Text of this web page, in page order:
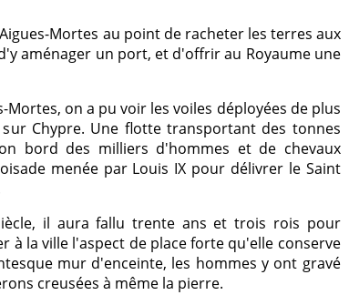
Mortes au point de racheter les terres aux
aménager un port, et d'offrir au Royaume une
Mortes, on a pu voir les voiles déployées de plus
Chypre. Une flotte transportant des tonnes
bord des milliers d'hommes et de chevaux
menée par Louis IX pour délivrer le Saint
il aura fallu trente ans et trois rois pour
à la ville l'aspect de place forte qu'elle conserve
mur d'enceinte, les hommes y ont gravé
creusées à même la pierre.